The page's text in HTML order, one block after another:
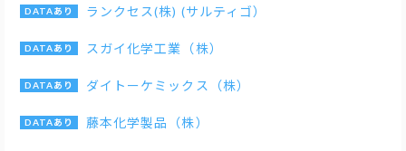
ランクセス(株) (サルティゴ）
スガイ化学工業（株）
ダイトーケミックス（株）
藤本化学製品（株）